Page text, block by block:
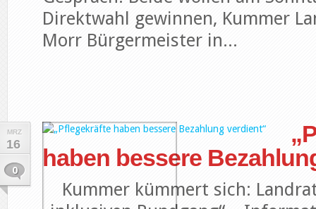
Direktwahl gewinnen, Kummer
Morr Bürgermeister in...
MRZ
16
0
haben bessere
Kummer kümmert sich: